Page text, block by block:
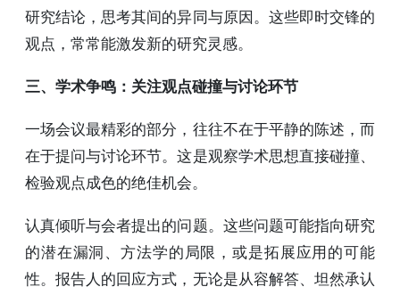
研究结论，思考其间的异同与原因。这些即时交锋的
观点，常常能激发新的研究灵感。
三、学术争鸣：关注观点碰撞与讨论环节
一场会议最精彩的部分，往往不在于平静的陈述，而
在于提问与讨论环节。这是观察学术思想直接碰撞、
检验观点成色的绝佳机会。
认真倾听与会者提出的问题。这些问题可能指向研究
的潜在漏洞、方法学的局限，或是拓展应用的可能
性。报告人的回应方式，无论是从容解答、坦然承认